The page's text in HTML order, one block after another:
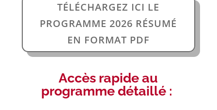
TÉLÉCHARGEZ ICI LE
PROGRAMME 2026 RÉSUMÉ
EN FORMAT PDF
Accès rapide au
programme détaillé :